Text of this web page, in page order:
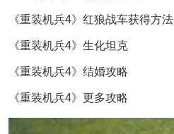
《重装机兵4》红狼战车获得方法
《重装机兵4》生化坦克
《重装机兵4》结婚攻略
《重装机兵4》更多攻略